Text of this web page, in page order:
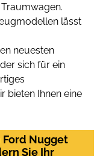
lässt
neuesten
sich für ein
bieten Ihnen eine
Nugget
Sie Ihr